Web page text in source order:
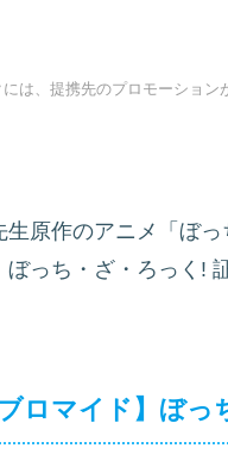
は、提携先のプロモーション
生原作のアニメ「ぼ
ぼっち・ざ・ろっく!
ブロマイド】ぼ